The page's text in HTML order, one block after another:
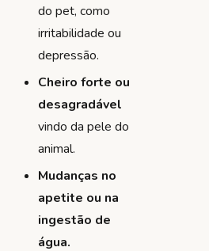
do pet, como
irritabilidade ou
depressão.
Cheiro forte ou
desagradável
vindo da pele do
animal.
Mudanças no
apetite ou na
ingestão de
água.